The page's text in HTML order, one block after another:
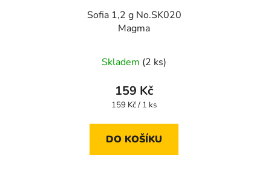
Sofia 1,2 g No.SK020
Magma
Skladem (2 ks)
159 Kč
Měrná
159 Kč / 1 ks
DO KOŠÍKU